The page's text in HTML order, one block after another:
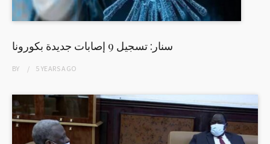
سنار: تسجيل 9 إصابات جديدة بكورونا
BY 5 YEARSAGO